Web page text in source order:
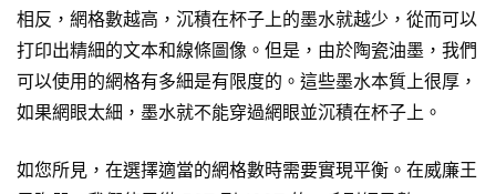
相反，網格數越高，沉積在杯子上的墨水就越少，從而可以
打印出精細的文本和線條圖像。但是，由於陶瓷油墨，我們
可以使用的網格有多細是有限度的。這些墨水本質上很厚，
如果網眼太細，墨水就不能穿過網眼並沉積在杯子上。
如您所見，在選擇適當的網格數時需要實現平衡。在威廉王